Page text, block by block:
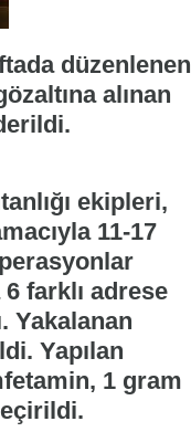
düzenlenen
alınan
ekipleri,
11-17
farklı adrese
Yakalanan
Yapılan
1 gram